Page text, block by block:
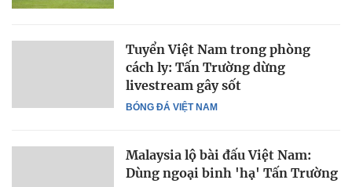
BÓNG ĐÁ VIỆT NAM
Tuyển Việt Nam trong phòng
cách ly: Tấn Trường dừng
livestream gây sốt
Malaysia lộ bài đấu Việt Nam:
Dùng ngoại binh 'hạ' Tấn Trường